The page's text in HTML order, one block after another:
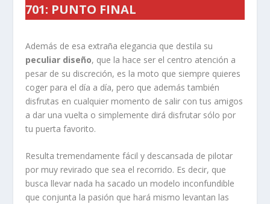
701: PUNTO FINAL
Además de esa extraña elegancia que destila su
peculiar diseño, que la hace ser el centro atención a
pesar de su discreción, es la moto que siempre quieres
coger para el día a día, pero que además también
disfrutas en cualquier momento de salir con tus amigos
a dar una vuelta o simplemente dirá disfrutar sólo por
tu puerta favorito.
Resulta tremendamente fácil y descansada de pilotar
por muy revirado que sea el recorrido. Es decir, que
busca llevar nada ha sacado un modelo inconfundible
que conjunta la pasión que hará mismo levantan las